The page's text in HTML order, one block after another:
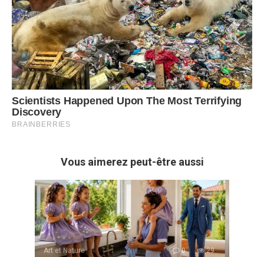
Vous aimerez peut-être aussi
Art et Nature 0 29